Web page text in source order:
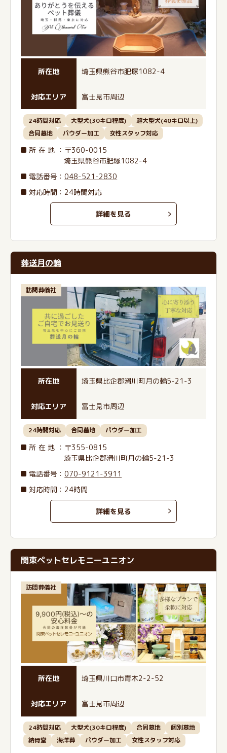
所在地 埼玉県熊谷市肥塚1082-4
対応エリア 富士見市周辺
24時間対応 大型犬(30キロ程度)
超大型犬(40キロ以上)
合同墓地
パウダー加工 女性スタッフ対応
所在地 ：〒360-0015
埼玉県熊谷市肥塚1082-4
電話番号 ：048-521-2830
対応時間：24時間対応
詳細を見る
葬送月の輪
訪問葬儀社
所在地 埼玉県比企郡滑川町月の輪5-21-3
対応エリア 富士見市周辺
24時間対応 合同墓地 パウダー加工
所在地 ：〒355-0815
埼玉県比企郡滑川町月の輪5-21-3
電話番号 ：070-9121-3911
対応時間：24時間
詳細を見る
関東ペットセレモニーユニオン
訪問葬儀社
所在地 埼玉県川口市青木2-2-52
対応エリア 富士見市周辺
24時間対応 大型犬(30キロ程度) 合同墓地
個別墓地
納骨堂
海洋葬 パウダー加工 女性スタッフ対応